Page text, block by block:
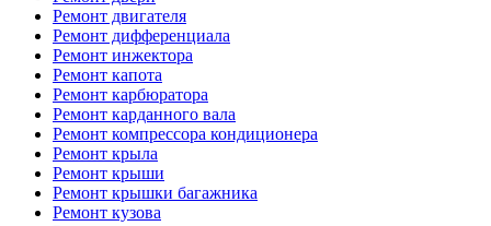
Ремонт двигателя
Ремонт дифференциала
Ремонт инжектора
Ремонт капота
Ремонт карбюратора
Ремонт карданного вала
Ремонт компрессора кондиционера
Ремонт крыла
Ремонт крыши
Ремонт крышки багажника
Ремонт кузова